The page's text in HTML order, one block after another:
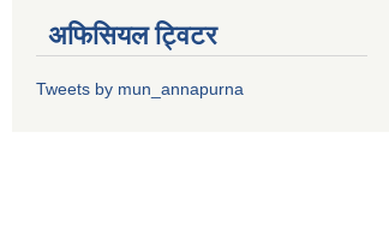
अफिसियल ट्विटर
Tweets by mun_annapurna